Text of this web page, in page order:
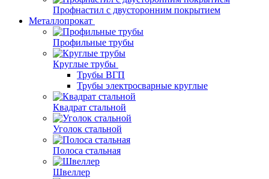
Профнастил с двусторонним покрытием
Металлопрокат
Профильные трубы
Круглые трубы
Трубы ВГП
Трубы электросварные круглые
Квадрат стальной
Уголок стальной
Полоса стальная
Швеллер